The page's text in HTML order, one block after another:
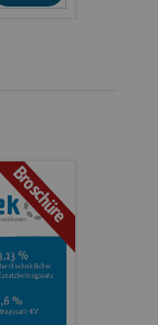
Broschüre